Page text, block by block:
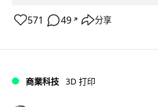
571 49 ↗ 分享
商業科技 3D 打印